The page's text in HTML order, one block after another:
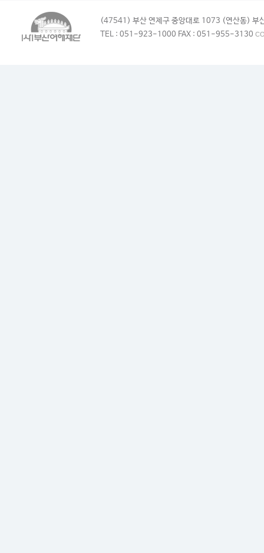
(47541) 부산 연제구 중앙대로 1073 (연산동) 부
TEL : 051-923-1000 FAX : 051-955-3130